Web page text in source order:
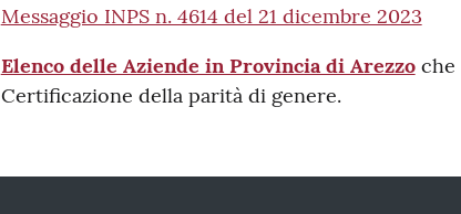
Messaggio INPS n. 4614 del 21 dicembre 2023
Elenco delle Aziende in Provincia di Arezzoche
Certificazione della parità di genere.